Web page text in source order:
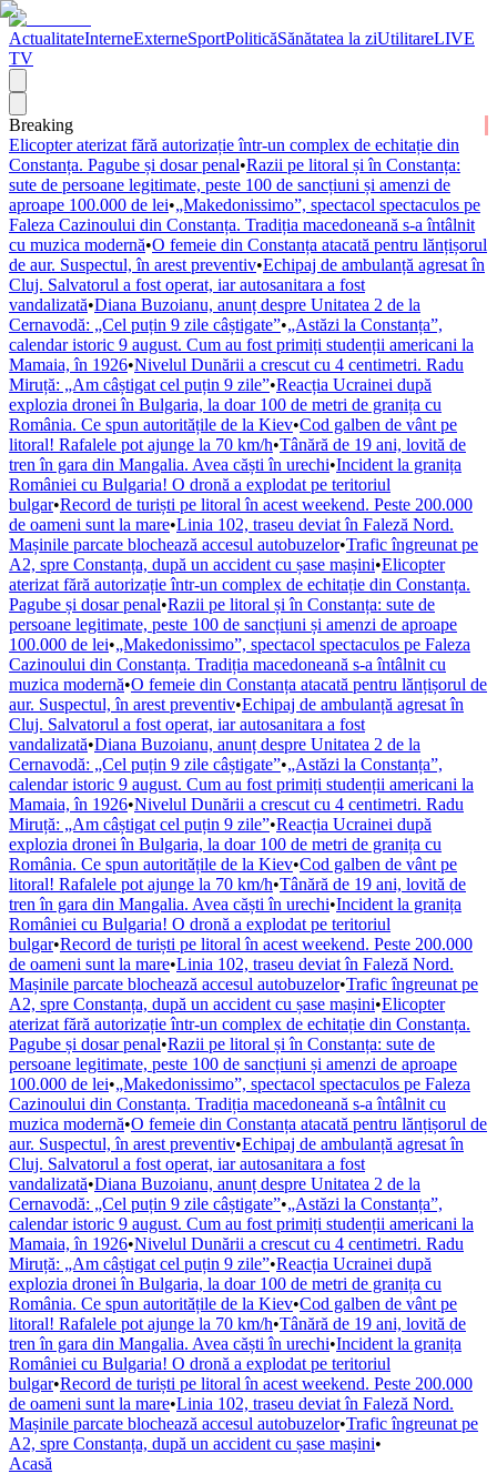
ActualitateInterneExterneSportPoliticăSănătatea la ziUtilitareLIVE
TV
Breaking
Elicopter aterizat fără autorizație într-un complex de echitație din
Constanța. Pagube și dosar penal•Razii pe litoral și în Constanța:
sute de persoane legitimate, peste 100 de sancțiuni și amenzi de
aproape 100.000 de lei•„Makedonissimo”, spectacol spectaculos pe
Faleza Cazinoului din Constanța. Tradiția macedoneană s-a întâlnit
cu muzica modernă•O femeie din Constanța atacată pentru lănțișorul
de aur. Suspectul, în arest preventiv•Echipaj de ambulanță agresat în
Cluj. Salvatorul a fost operat, iar autosanitara a fost
vandalizată•Diana Buzoianu, anunț despre Unitatea 2 de la
Cernavodă: „Cel puțin 9 zile câștigate”•„Astăzi la Constanța”,
calendar istoric 9 august. Cum au fost primiți studenții americani la
Mamaia, în 1926•Nivelul Dunării a crescut cu 4 centimetri. Radu
Miruță: „Am câștigat cel puțin 9 zile”•Reacția Ucrainei după
explozia dronei în Bulgaria, la doar 100 de metri de granița cu
România. Ce spun autoritățile de la Kiev•Cod galben de vânt pe
litoral! Rafalele pot ajunge la 70 km/h•Tânără de 19 ani, lovită de
tren în gara din Mangalia. Avea căști în urechi•Incident la granița
României cu Bulgaria! O dronă a explodat pe teritoriul
bulgar•Record de turiști pe litoral în acest weekend. Peste 200.000
de oameni sunt la mare•Linia 102, traseu deviat în Faleză Nord.
Mașinile parcate blochează accesul autobuzelor•Trafic îngreunat pe
A2, spre Constanța, după un accident cu șase mașini•Elicopter
aterizat fără autorizație într-un complex de echitație din Constanța.
Pagube și dosar penal•Razii pe litoral și în Constanța: sute de
persoane legitimate, peste 100 de sancțiuni și amenzi de aproape
100.000 de lei•„Makedonissimo”, spectacol spectaculos pe Faleza
Cazinoului din Constanța. Tradiția macedoneană s-a întâlnit cu
muzica modernă•O femeie din Constanța atacată pentru lănțișorul de
aur. Suspectul, în arest preventiv•Echipaj de ambulanță agresat în
Cluj. Salvatorul a fost operat, iar autosanitara a fost
vandalizată•Diana Buzoianu, anunț despre Unitatea 2 de la
Cernavodă: „Cel puțin 9 zile câștigate”•„Astăzi la Constanța”,
calendar istoric 9 august. Cum au fost primiți studenții americani la
Mamaia, în 1926•Nivelul Dunării a crescut cu 4 centimetri. Radu
Miruță: „Am câștigat cel puțin 9 zile”•Reacția Ucrainei după
explozia dronei în Bulgaria, la doar 100 de metri de granița cu
România. Ce spun autoritățile de la Kiev•Cod galben de vânt pe
litoral! Rafalele pot ajunge la 70 km/h•Tânără de 19 ani, lovită de
tren în gara din Mangalia. Avea căști în urechi•Incident la granița
României cu Bulgaria! O dronă a explodat pe teritoriul
bulgar•Record de turiști pe litoral în acest weekend. Peste 200.000
de oameni sunt la mare•Linia 102, traseu deviat în Faleză Nord.
Mașinile parcate blochează accesul autobuzelor•Trafic îngreunat pe
A2, spre Constanța, după un accident cu șase mașini•Elicopter
aterizat fără autorizație într-un complex de echitație din Constanța.
Pagube și dosar penal•Razii pe litoral și în Constanța: sute de
persoane legitimate, peste 100 de sancțiuni și amenzi de aproape
100.000 de lei•„Makedonissimo”, spectacol spectaculos pe Faleza
Cazinoului din Constanța. Tradiția macedoneană s-a întâlnit cu
muzica modernă•O femeie din Constanța atacată pentru lănțișorul de
aur. Suspectul, în arest preventiv•Echipaj de ambulanță agresat în
Cluj. Salvatorul a fost operat, iar autosanitara a fost
vandalizată•Diana Buzoianu, anunț despre Unitatea 2 de la
Cernavodă: „Cel puțin 9 zile câștigate”•„Astăzi la Constanța”,
calendar istoric 9 august. Cum au fost primiți studenții americani la
Mamaia, în 1926•Nivelul Dunării a crescut cu 4 centimetri. Radu
Miruță: „Am câștigat cel puțin 9 zile”•Reacția Ucrainei după
explozia dronei în Bulgaria, la doar 100 de metri de granița cu
România. Ce spun autoritățile de la Kiev•Cod galben de vânt pe
litoral! Rafalele pot ajunge la 70 km/h•Tânără de 19 ani, lovită de
tren în gara din Mangalia. Avea căști în urechi•Incident la granița
României cu Bulgaria! O dronă a explodat pe teritoriul
bulgar•Record de turiști pe litoral în acest weekend. Peste 200.000
de oameni sunt la mare•Linia 102, traseu deviat în Faleză Nord.
Mașinile parcate blochează accesul autobuzelor•Trafic îngreunat pe
A2, spre Constanța, după un accident cu șase mașini•
Acasă